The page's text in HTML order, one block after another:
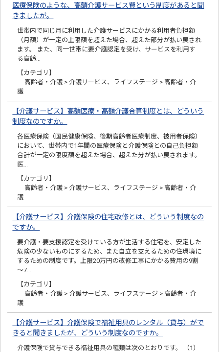
医療保険のような、高額介護サービス費という制度があると聞
きましたが。
世帯内で同じ月に利用した介護サービスにかかる利用者負担額
（月額）が一定の上限額を超えた場合、超えた部分が払い戻され
ます。 また、同一世帯に要介護認定を受け、サービスを利用す
る高齢…
【カテゴリ】
高齢者・介護 > 介護サービス、ライフステージ > 高齢者・介
護
【介護サービス】高額医療・高額介護合算制度とは、どういう
制度なのですか。
各医療保険（国民健康保険、後期高齢者医療制度、被用者保険）
において、世帯内で1年間の医療保険と介護保険との自己負担額
合計が一定の限度額を超えた場合、超えた分が払い戻されます。
医…
【カテゴリ】
高齢者・介護 > 介護サービス、ライフステージ > 高齢者・介
護
【介護サービス】介護保険の住宅改修とは、どういう制度なの
ですか。
要介護・要支援認定を受けている方が生活する住宅を、安定した
危険の少ないものにするため、また自立を支えるための住環境に
するための制度です。上限20万円の改修工事にかかる費用の9割
～7…
【カテゴリ】
高齢者・介護 > 介護サービス、ライフステージ > 高齢者・介
護
【介護サービス】介護保険で福祉用具のレンタル（貸与）がで
きると聞きましたが、どういう制度なのですか。
介護保険で貸与できる福祉用具の種類は次のとおりです。 （1）